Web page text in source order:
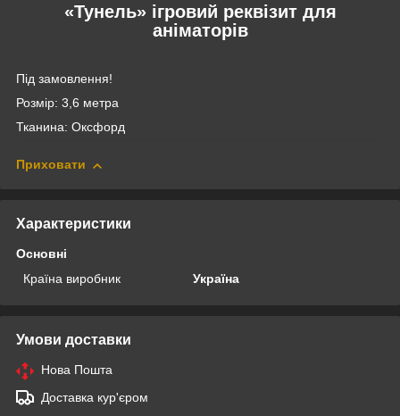
«Тунель» ігровий реквізит для
аніматорів
Під замовлення!
Розмір: 3,6 метра
Тканина: Оксфорд
Приховати
Характеристики
Основні
Країна виробник
Україна
Умови доставки
Нова Пошта
Доставка кур'єром